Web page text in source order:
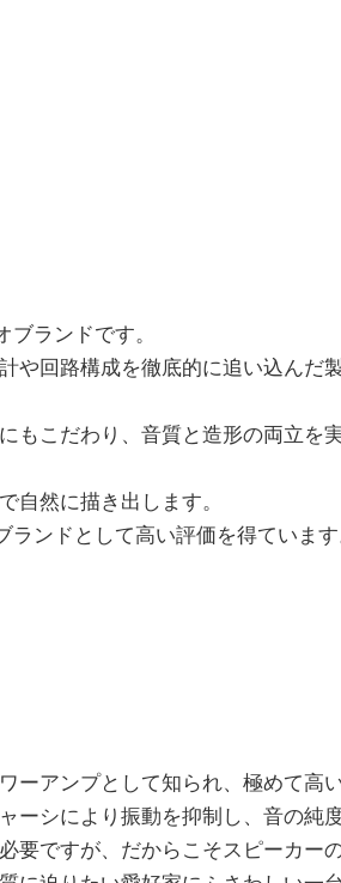
ランドです。
や回路構成を徹底的に追い込んだ
もこだわり、音質と造形の両立を
自然に描き出します。
ンドとして高い評価を得ています
ーアンプとして知られ、極めて高
ーシにより振動を抑制し、音の純
要ですが、だからこそスピーカー